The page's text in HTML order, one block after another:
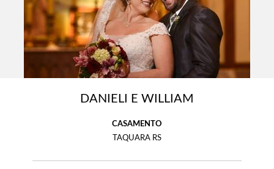
DANIELI E WILLIAM
CASAMENTO
TAQUARA RS